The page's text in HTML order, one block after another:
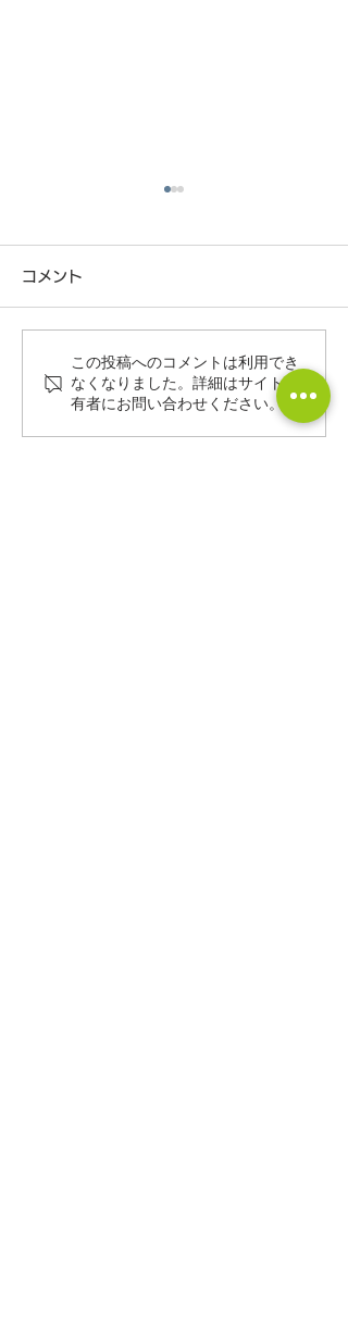
少子化時代の住宅未来予
想図〜これからどんな家
コメント
この投稿へのコメントは利用でき
なくなりました。詳細はサイト所
有者にお問い合わせください。